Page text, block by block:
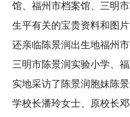
馆、福州市档案馆、三明
生平有关的宝贵资料和图
还亲临陈景润出生地福州
三明市陈景润实验小学、
实地采访了陈景润胞妹陈
学校长潘玲女士、原校长